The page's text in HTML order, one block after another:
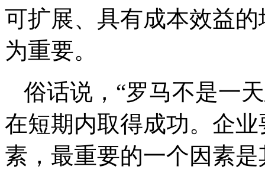
可扩展、具有成本效益
为重要。
俗话说，“罗马不是一
在短期内取得成功。企
素，最重要的一个因素